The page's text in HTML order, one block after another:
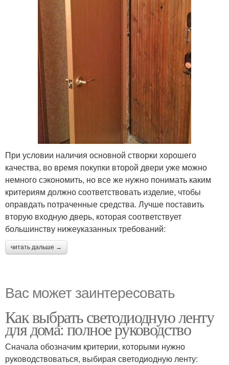
При условии наличия основной створки хорошего
качества, во время покупки второй двери уже можно
немного сэкономить, но все же нужно понимать каким
критериям должно соответствовать изделие, чтобы
оправдать потраченные средства. Лучше поставить
вторую входную дверь, которая соответствует
большинству нижеуказанных требований:
читать дальше →
Вас может заинтересовать
Как выбрать светодиодную ленту
для дома: полное руководство
Сначала обозначим критерии, которыми нужно
руководствоваться, выбирая светодиодную ленту: